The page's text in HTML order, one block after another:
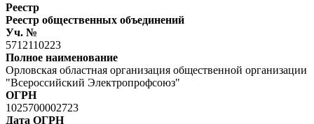
Реестр
Реестр общественных объединений
Уч. №
5712110223
Полное наименование
Орловская областная организация общественной организации
"Всероссийский Электропрофсоюз"
ОГРН
1025700002723
Дата ОГРН